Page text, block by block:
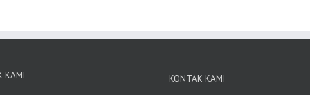
KAMI KONTAK KAMI